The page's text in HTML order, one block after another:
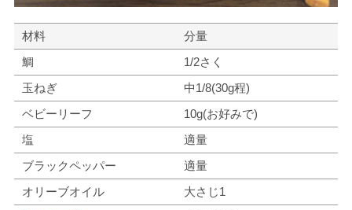
材料
分量
鯛
1/2さく
玉ねぎ
中1/8(30g程)
ベビーリーフ
10g(お好みで)
塩
適量
ブラックペッパー
適量
オリーブオイル
大さじ1